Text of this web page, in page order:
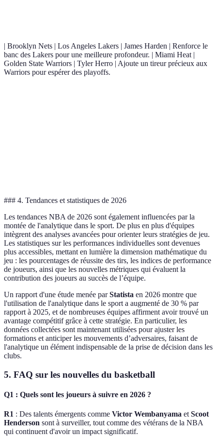
| Brooklyn Nets | Los Angeles Lakers | James Harden | Renforce le
banc des Lakers pour une meilleure profondeur. | Miami Heat |
Golden State Warriors | Tyler Herro | Ajoute un tireur précieux aux
Warriors pour espérer des playoffs.
### 4. Tendances et statistiques de 2026
Les tendances NBA de 2026 sont également influencées par la
montée de l'analytique dans le sport. De plus en plus d'équipes
intègrent des analyses avancées pour orienter leurs stratégies de jeu.
Les statistiques sur les performances individuelles sont devenues
plus accessibles, mettant en lumière la dimension mathématique du
jeu : les pourcentages de réussite des tirs, les indices de performance
de joueurs, ainsi que les nouvelles métriques qui évaluent la
contribution des joueurs au succès de l’équipe.
Un rapport d'une étude menée parStatista en 2026 montre que
l'utilisation de l'analytique dans le sport a augmenté de 30 % par
rapport à 2025, et de nombreuses équipes affirment avoir trouvé un
avantage compétitif grâce à cette stratégie. En particulier, les
données collectées sont maintenant utilisées pour ajuster les
formations et anticiper les mouvements d’adversaires, faisant de
l'analytique un élément indispensable de la prise de décision dans les
clubs.
5. FAQ sur les nouvelles du basketball
Q1 : Quels sont les joueurs à suivre en 2026 ?
R1 : Des talents émergents comme Victor Wembanyama et Scoot
Henderson sont à surveiller, tout comme des vétérans de la NBA
qui continuent d'avoir un impact significatif.